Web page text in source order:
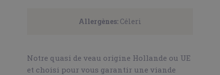
Allergènes: Céleri
Notre quasi de veau origine Hollande ou UE
et choisi pour vous garantir une viande